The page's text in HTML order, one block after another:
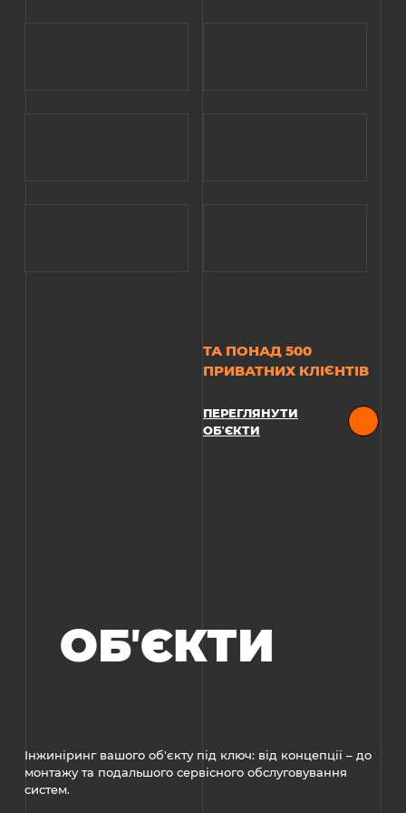
ТА ПОНАД 500
ПРИВАТНИХ КЛІЄНТІВ
ПЕРЕГЛЯНУТИ
ОБʼЄКТИ
ОБʼЄКТИ
Інжиніринг вашого об'єкту під ключ: від концепції – до
монтажу та подальшого сервісного обслуговування
систем.